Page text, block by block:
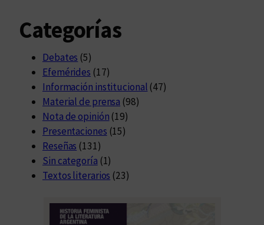
Categorías
Debates (5)
Efemérides (17)
Información institucional (47)
Material de prensa (98)
Nota de opinión (19)
Presentaciones (15)
Reseñas (131)
Sin categoría (1)
Textos literarios (23)